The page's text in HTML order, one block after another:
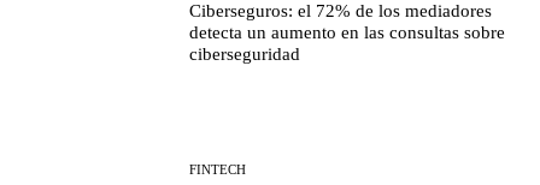
Ciberseguros: el 72% de los mediadores
detecta un aumento en las consultas sobre
ciberseguridad
FINTECH